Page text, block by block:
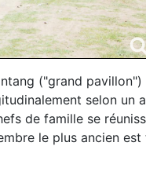
("grand
selon un
de famille se
le plus ancien